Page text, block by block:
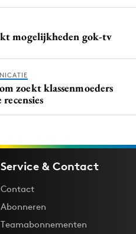
mogelijkheden gok-tv
zoekt klassenmoeders
Service & Contact
Contact
Abonneren
Teamabonnementen